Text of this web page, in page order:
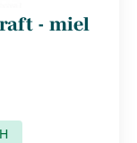
- miel